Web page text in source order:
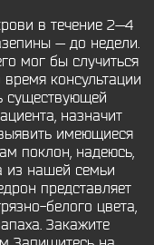
в течение 2—4
— до недели.
мог бы случиться
консультации
существующей
назначит
имеющиеся
поклон, надеюсь,
из нашей семьи
представляет
белого цвета,
Закажите